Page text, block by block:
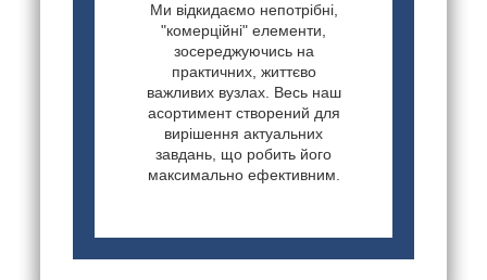
Ми відкидаємо непотрібні,
"комерційні" елементи,
зосереджуючись на
практичних, життєво
важливих вузлах. Весь наш
асортимент створений для
вирішення актуальних
завдань, що робить його
максимально ефективним.